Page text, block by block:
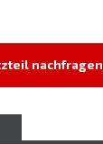
nachfragen